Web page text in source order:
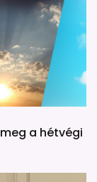
a hétvégi